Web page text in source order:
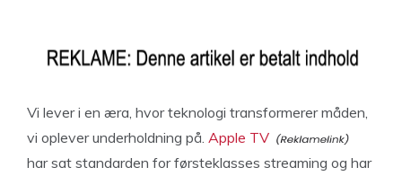
Vi lever i en æra, hvor teknologi transformerer måden,
vi oplever underholdning på. Apple TV
har sat standarden for førsteklasses streaming og har